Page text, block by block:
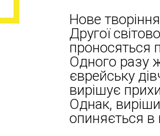
Нове
Другої
проносяться
Одного разу
єврейську
вирішує
Однак,
опиняється в